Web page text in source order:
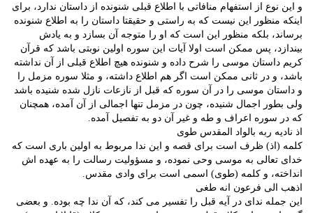
و این نوع از استفهام منافاتی با اطلاع قبلی شنونده از داستان ندارد، برای
اینکه منظور این نیست که به راستی و حقیقتا داستان را به اطلاع شنونده
برساند، بلکه منظور این است که او را متوجه آن بسازد و به یادش
بیندازد، پس ممکن است اولا آیات این سوره اولین نوبتی باشد که قرآن
کریم داستان موسی را شرح داده و شنونده هیچ اطلاع قبلی از آن نداشته
باشد، و در ثانی ممکن است اگر هم اطلاع داشته، و مثلا سوره مزمل را
و داستان موسی را در آن سوره که قبل از نازعات نازل شده شنیده باشد
ولی بطور اجمال شنیده، چون در مزمل تنها اجمالی از آن آمده، همچنان
که در سوره اعراف و طه و غیر آن دو به تفصیل آمده.
اذ نادیه ربه بالواد المقدس طوی
کلمه (اذ) ظرف است برای قصه و این ندا مربوط به اولین باری است که
خدای تعالی به موسی وحی نموده، و مسؤولیت رسالت را به عهده اش
انداخته، و کلمه (طوی) اسمی است برای وادی مقدس.
اذهب الی فرعون انه طغی
این جمله ندای در آیه قبل را تفسیر می کند، که آن ندا چه بوده. و بعضی